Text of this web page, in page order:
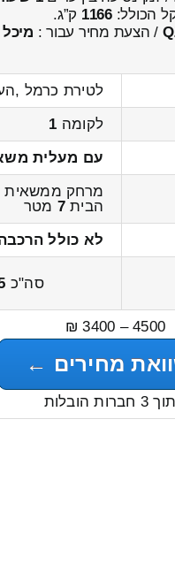
הכולל:1166 ק”ג.
/ הצעת מחיר עבור : מיכל
לטירת כרמל
לקומה 1
עם מעלית
מרחק ממשאית
הבית7 מטר
לא כולל
סה"כ
4500 – 3400 ₪
מחירים ←
הובלות